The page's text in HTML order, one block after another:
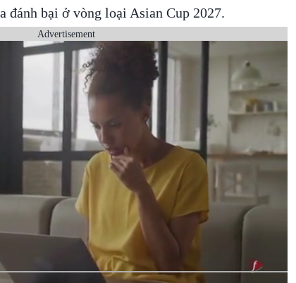
đánh bại ở vòng loại Asian Cup 2027.
Advertisement